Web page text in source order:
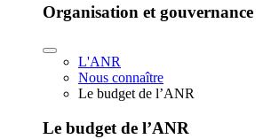
Organisation et gouvernance
L'ANR
Nous connaître
Le budget de l’ANR
Le budget de l’ANR